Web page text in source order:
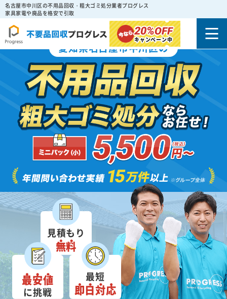
名古屋市中川区の不用品回収・粗大ゴミ処分業者プログレス
家具家電や廃品を格安で引取
20%OFF
キャンペーン中
愛知県名古屋市中川区の
見積もり
無料
最安値
に挑戦
最短
即日対応